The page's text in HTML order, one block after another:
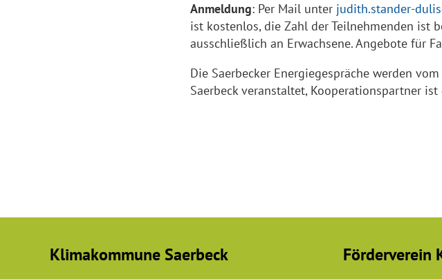
Anmeldung: Per Mail unter judith.stander-
ist kostenlos, die Zahl der Teilnehmenden ist
ausschließlich an Erwachsene. Angebote für
Die Saerbecker Energiegespräche werden
Saerbeck veranstaltet, Kooperationspartner
Klimakommune Saerbeck Förderverein